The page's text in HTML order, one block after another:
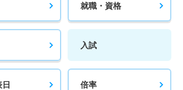
就職・資格
入試
倍率